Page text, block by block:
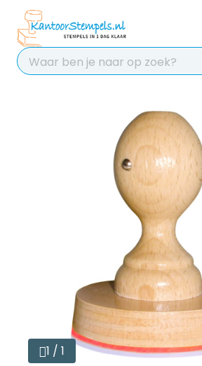
Chat 24/7 met onze
voor hulp
Contact
1 / 1